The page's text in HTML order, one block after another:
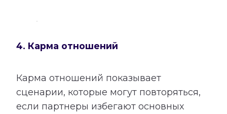
4. Карма отношений
Карма отношений показывает
сценарии, которые могут повторяться,
если партнеры избегают основных